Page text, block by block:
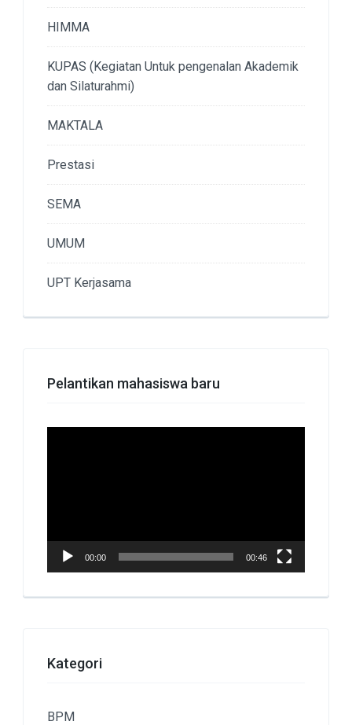
HIMMA
KUPAS (Kegiatan Untuk pengenalan Akademik
dan Silaturahmi)
MAKTALA
Prestasi
SEMA
UMUM
UPT Kerjasama
Pelantikan mahasiswa baru
00:00 00:46
Kategori
BPM